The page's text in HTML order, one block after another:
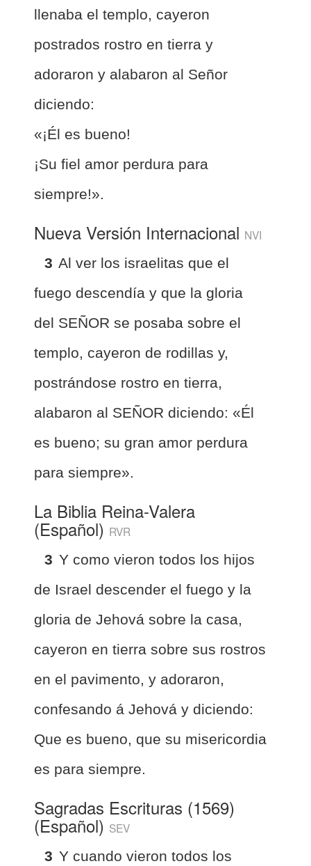
llenaba el templo, cayeron
postrados rostro en tierra y
adoraron y alabaron al Señor
diciendo:
«¡Él es bueno!
¡Su fiel amor perdura para
siempre!».
Nueva Versión Internacional NVI
3 Al ver los israelitas que el
fuego descendía y que la gloria
del SEÑOR se posaba sobre el
templo, cayeron de rodillas y,
postrándose rostro en tierra,
alabaron al SEÑOR diciendo: «Él
es bueno; su gran amor perdura
para siempre».
La Biblia Reina-Valera
(Español) RVR
3 Y como vieron todos los hijos
de Israel descender el fuego y la
gloria de Jehová sobre la casa,
cayeron en tierra sobre sus rostros
en el pavimento, y adoraron,
confesando á Jehová y diciendo:
Que es bueno, que su misericordia
es para siempre.
Sagradas Escrituras (1569)
(Español) SEV
3 Y cuando vieron todos los